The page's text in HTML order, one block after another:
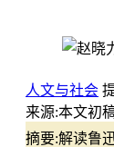
人文与社会
来源:本文初
摘要:解读鲁